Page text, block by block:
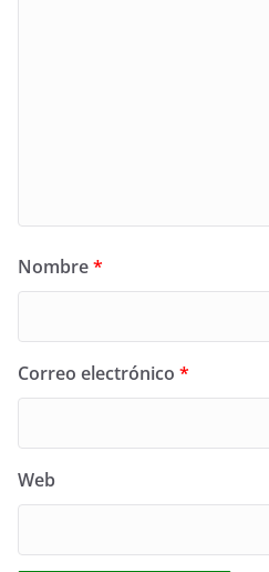
Nombre*
Correo electrónico *
Web